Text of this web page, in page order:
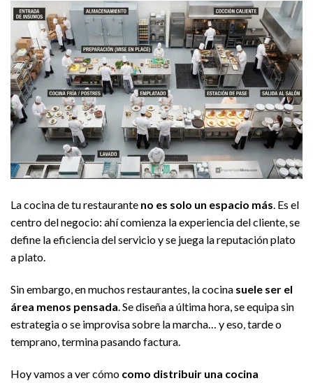
La cocina de tu restaurante no es solo un espacio más. Es el
centro del negocio: ahí comienza la experiencia del cliente, se
define la eficiencia del servicio y se juega la reputación plato
a plato.
Sin embargo, en muchos restaurantes, la cocina suele ser el
área menos pensada . Se diseña a última hora, se equipa sin
estrategia o se improvisa sobre la marcha… y eso, tarde o
temprano, termina pasando factura.
Hoy vamos a ver cómo como distribuir una cocina